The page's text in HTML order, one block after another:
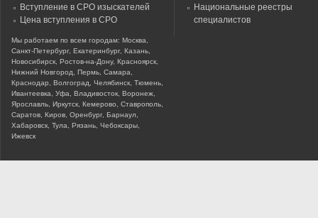
Вступление в СРО изыскателей
Цена вступления в СРО
Мы работаем по всем городам: Москва,
Санкт-Петербург, Екатеринбург, Казань,
Новосибирск, Ростов-на-Дону, Красноярск,
Нижний Новгород, Пермь, Самара,
Краснодар, Волгоград, Челябинск, Тюмень,
Ивантеевка, Уфа, Владивосток, Воронеж,
Ярославль, Иркутск, Кемерово, Ставрополь,
Саратов, Киров, Оренбург, Барнаул,
Хабаровск, Тула, Рязань, Чебоксары,
Ижевск
Национальные реестры
специалистов